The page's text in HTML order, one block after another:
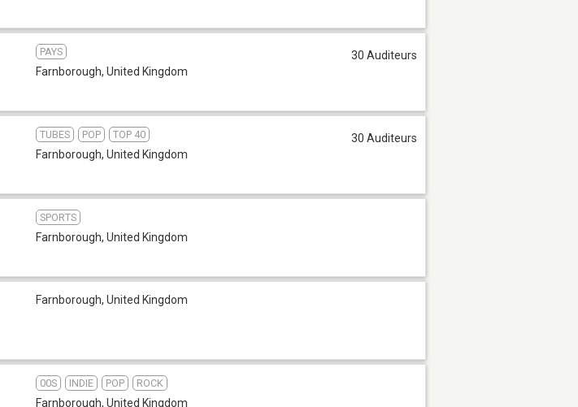
PAYS
Farnborough, United Kingdom
30 Auditeurs
TUBES POP TOP 40
Farnborough, United Kingdom
30 Auditeurs
SPORTS
Farnborough, United Kingdom
Farnborough, United Kingdom
00S INDIE POP ROCK
Farnborough, United Kingdom